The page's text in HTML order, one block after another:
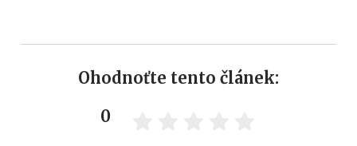
Ohodnoťte tento článek:
0